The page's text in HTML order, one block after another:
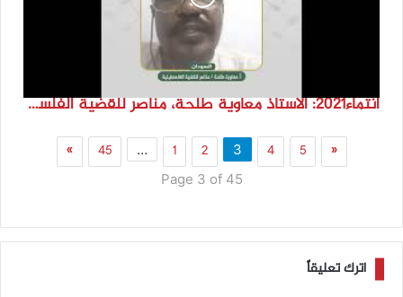
انتماء2021: الاستاذ معاوية طلحة، مناصر للقضية الفلسطينية، السودان.
«
1 2 3 4 5
…
45
»
Page 3 of 45
اترك تعليقاً